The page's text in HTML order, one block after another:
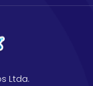
Ltda.